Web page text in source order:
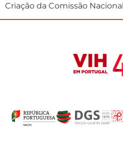
Criação da Comissão